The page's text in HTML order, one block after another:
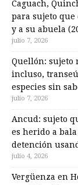
Caguach,
para sujeto que
y a su abuela
julio 7, 2026
Quellón: sujeto
incluso,
especies sin
julio 7, 2026
Ancud: sujeto
es herido a
detención
julio 4, 2026
Vergüenza en